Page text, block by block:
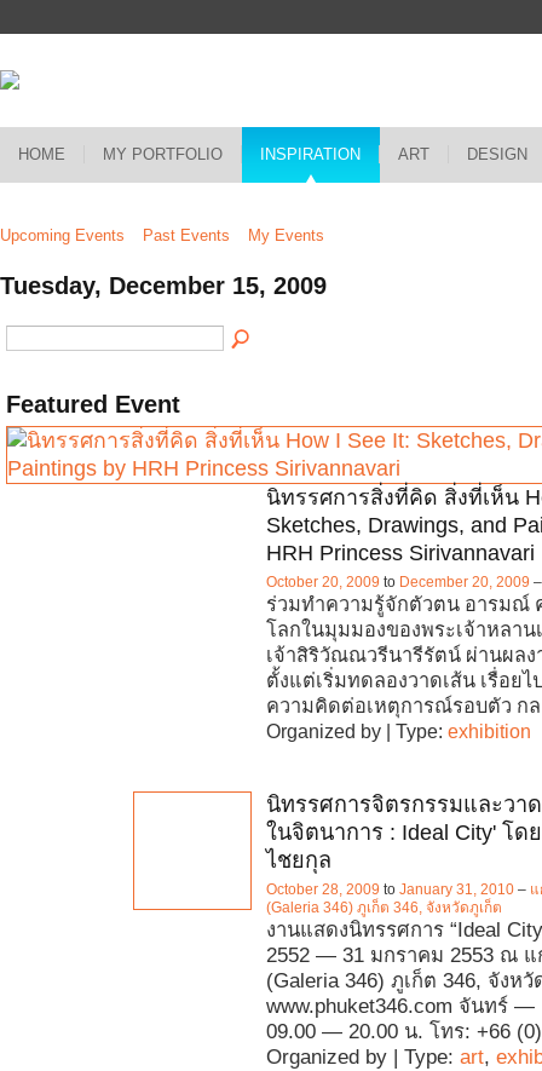
HOME MY PORTFOLIO INSPIRATION ART DESIGN
Upcoming Events Past Events My Events
Tuesday, December 15, 2009
Featured Event
นิทรรศการสิ่งที่คิด สิ่งที่เห็น
Sketches, Drawings, and
HRH Princess Sirivannavari
October 20, 2009 to December 20, 2009
ร่วมทำความรู้จักตัวตน อารมณ์
โลกในมุมมองของพระเจ้าหลาน
เจ้าสิริวัณณวรีนารีรัตน์ ผ่านผล
ตั้งแต่เริ่มทดลองวาดเส้น เรื่อย
ความคิดต่อเหตุการณ์รอบตัว ก
Organized by | Type: exhibition
นิทรรศการจิตรกรรมและวา
ในจิตนาการ : Ideal City' โ
ไชยกุล
October 28, 2009 to January 31, 2010 – แ
(Galeria 346) ภูเก็ต 346, จังหวัดภูเก็ต
งานแสดงนิทรรศการ “Ideal
2552 — 31 มกราคม 2553 ณ แ
(Galeria 346) ภูเก็ต 346, จังหวั
www.phuket346.com จันทร์ —
09.00 — 20.00 น. โทร: +66
Organized by | Type: art,